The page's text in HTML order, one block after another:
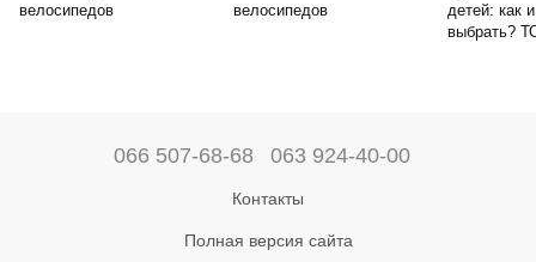
велосипедов
велосипедов
детей: как
выбрать?
066 507-68-68 063 924-40-00
Контакты
Полная версия сайта